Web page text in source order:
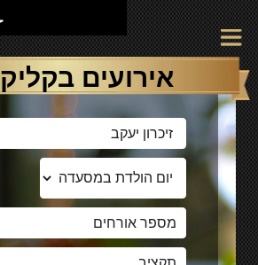
אירועים בקליק